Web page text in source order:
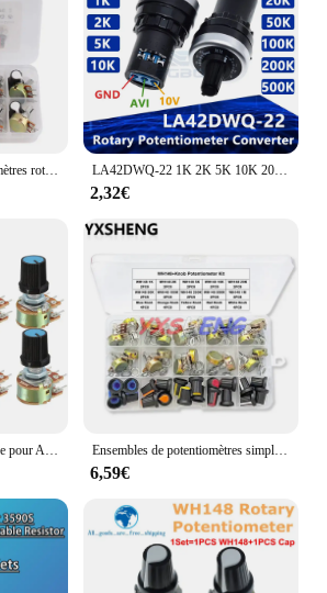
LA42DWQ-22 1K 2K 5K 10K 20K 50K 100K 200K 22mm Pots de diamètre Potentiomètre à distance Convertisseur Gouverneur Onduleur 02/10/2018 Commutateur
2,32€
Ensembles de potentiomètres simples blancs, WH148, B1K, 2K, 5K, 10K, 20K, 50K, 100K, 250K, 500K, 1m, 15mm, 20 ensembles ensemble de lèvent, Bleu, Jaune, Orange, Rouge
6,59€